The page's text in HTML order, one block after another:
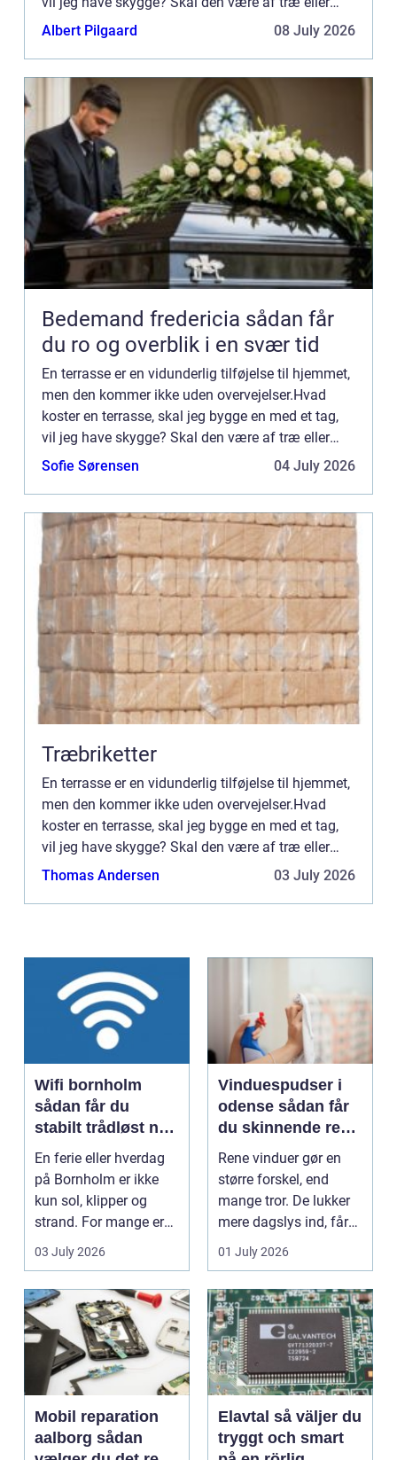
sten? Skal jeg bygge den selv, eller få nogle til at
Albert Pilgaard 08 July 2026
Bedemand fredericia sådan får
du ro og overblik i en svær tid
En terrasse er en vidunderlig tilføjelse til hjemmet,
men den kommer ikke uden overvejelser.Hvad
koster en terrasse, skal jeg bygge en med et tag,
vil jeg have skygge? Skal den være af træ eller
sten? Skal jeg bygge den selv, eller få nogle til at
Sofie Sørensen 04 July 2026
Træbriketter
En terrasse er en vidunderlig tilføjelse til hjemmet,
men den kommer ikke uden overvejelser.Hvad
koster en terrasse, skal jeg bygge en med et tag,
vil jeg have skygge? Skal den være af træ eller
sten? Skal jeg bygge den selv, eller få nogle til at
Thomas Andersen 03 July 2026
Wifi bornholm
sådan får du
stabilt trådløst net
på klippeøen
En ferie eller hverdag
på Bornholm er ikke
kun sol, klipper og
strand. For mange er
en stabil intern...
03 July 2026
Vinduespudser i
odense sådan får
du skinnende rene
ruder året rundt
Rene vinduer gør en
større forskel, end
mange tror. De lukker
mere dagslys ind, får
hjem og erhvervs...
01 July 2026
Mobil reparation
aalborg sådan
Elavtal så väljer du
tryggt och smart